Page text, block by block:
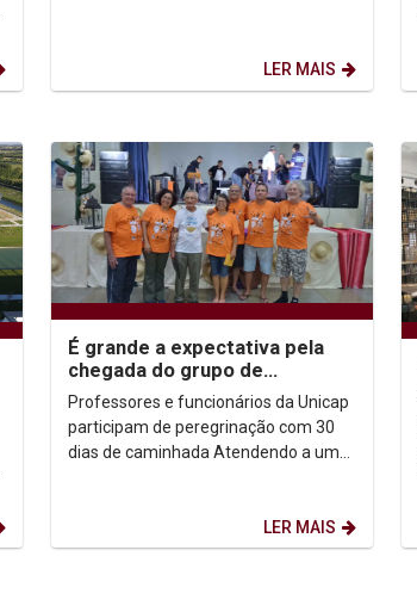
LER MAIS
É grande a expectativa pela
chegada do grupo de
peregrinas e peregrinos da
Unicap
Professores e funcionários da Unicap
participam de peregrinação com 30
dias de caminhada Atendendo a uma
LER MAIS